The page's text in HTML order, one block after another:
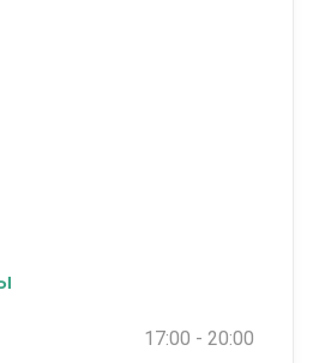
17:00 - 20:00